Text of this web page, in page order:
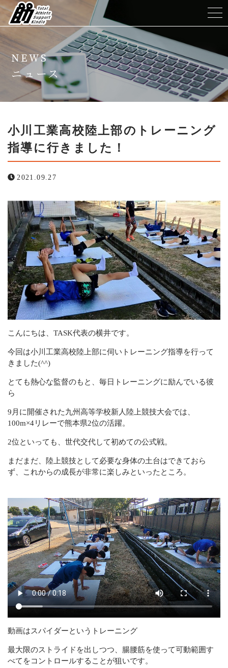
ホーム
TASKについて
メニュー
トレーナー紹介
よくある質問
ニュース
コンテンツ
サービスの流れ
お問い合わせ
キャンセルポリシー
CONTACT
Webでの受付
080-5276-4309
NEWS
ニュース
小川工業高校陸上部のトレーニング
指導に行きました！
2021.09.27
こんにちは、TASK代表の横井です。
今回は小川工業高校陸上部に伺いトレーニング指導を行って
きました(^^)
とても熱心な監督のもと、毎日トレーニングに励んでいる彼
ら
9月に開催された九州高等学校新人陸上競技大会では、
100m×4リレーで熊本県2位の活躍。
2位といっても、世代交代して初めての公式戦。
まだまだ、陸上競技として必要な身体の土台はできておら
ず、これからの成長が非常に楽しみといったところ。
動画はスパイダーというトレーニング
最大限のストライドを出しつつ、腸腰筋を使って可動範囲す
べてをコントロールすることが狙いです。